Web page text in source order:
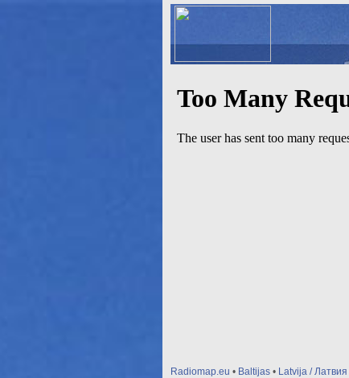
Radiomap.eu • Baltijas • Latvija / Латвия